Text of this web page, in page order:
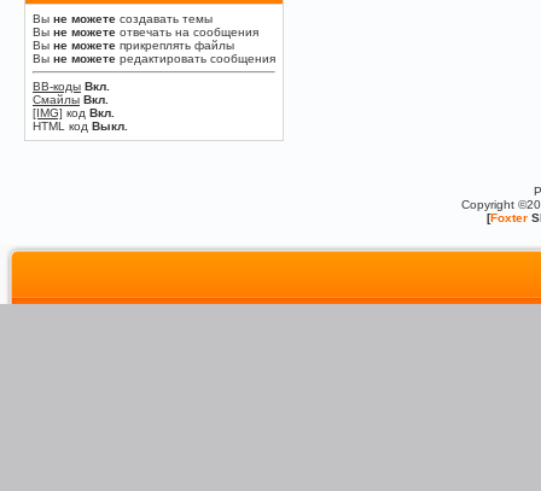
Вы не можете создавать темы
Вы не можете отвечать на сообщения
Вы не можете прикреплять файлы
Вы не можете редактировать сообщения
BB-коды Вкл.
Смайлы Вкл.
[IMG] код Вкл.
HTML код Выкл.
Copyright
[Foxter